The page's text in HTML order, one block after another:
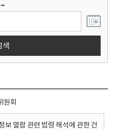
~
색
원회
열람 관련 법령 해석에 관한 건